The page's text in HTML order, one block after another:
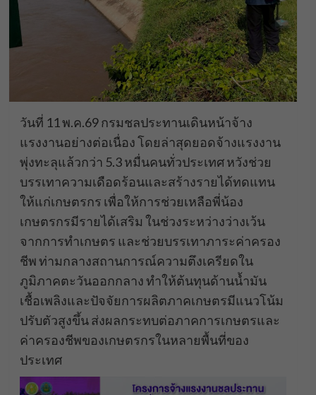
วันที่ 11 พ.ค.69 กรมชลประทานเดินหน้าจ้าง
แรงงานอย่างต่อเนื่อง โดยล่าสุดยอดจ้างแรงงาน
พุ่งทะลุแล้วกว่า 5.3 หมื่นคนทั่วประเทศ หวังช่วย
บรรเทาความเดือดร้อนและสร้างรายได้ทดแทน
ให้แก่เกษตรกร เพื่อให้การช่วยเหลือพี่น้อง
เกษตรกรมีรายได้เสริม ในช่วงระหว่างว่างเว้น
จากการทำเกษตร และช่วยบรรเทาภาระค่าครอง
ชีพ ท่ามกลางสถานการณ์ความตึงเครียดใน
ภูมิภาคตะวันออกกลาง ทำให้ต้นทุนด้านน้ำมัน
เชื้อเพลิงและปัจจัยการผลิตภาคเกษตรมีแนวโน้ม
ปรับตัวสูงขึ้น ส่งผลกระทบต่อภาคการเกษตรและ
ค่าครองชีพของเกษตรกรในหลายพื้นที่ของ
ประเทศ